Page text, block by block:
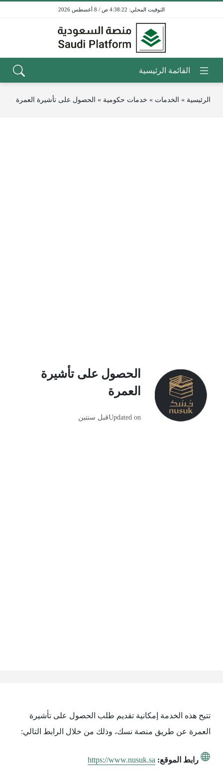
4:38:22 ص / 8 أغسطس 2026
الرئيسية » الخدمات » خدمات حكومية » الحصول على تأشيرة العمرة
الحصول على تأشيرة
العمرة
Updated onقبل سنتين
تتيح هذه الخدمة إمكانية تقديم طلب الحصول على تأشيرة
العمرة عن طريق منصة نسك، وذلك من خلال الرابط التالي:
رابط الموقع: https://www.nusuk.sa